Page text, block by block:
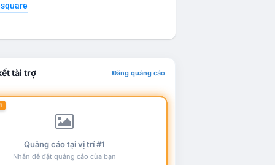
tài trợ Đăng quảng cáo
Quảng cáo tại vị trí #1
Nhấn để đặt quảng cáo của bạn